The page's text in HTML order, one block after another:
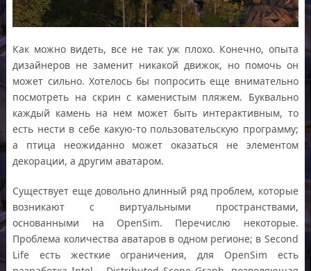
Как можно видеть, все не так уж плохо. Конечно, опыта
дизайнеров не заменит никакой движок, но помочь он
может сильно. Хотелось бы попросить еще внимательно
посмотреть на скрин с каменистым пляжем. Буквально
каждый камень на нем может быть интерактивным, то
есть нести в себе какую-то пользовательскую программу;
а птица неожиданно может оказаться не элементом
декорации, а другим аватаром.
Существует еще довольно длинный ряд проблем, которые
возникают с виртуальными пространствами,
основанными на OpenSim. Перечислю некоторые.
Проблема количества аватаров в одном регионе; в Second
Life есть жесткие ограничения, для OpenSim есть